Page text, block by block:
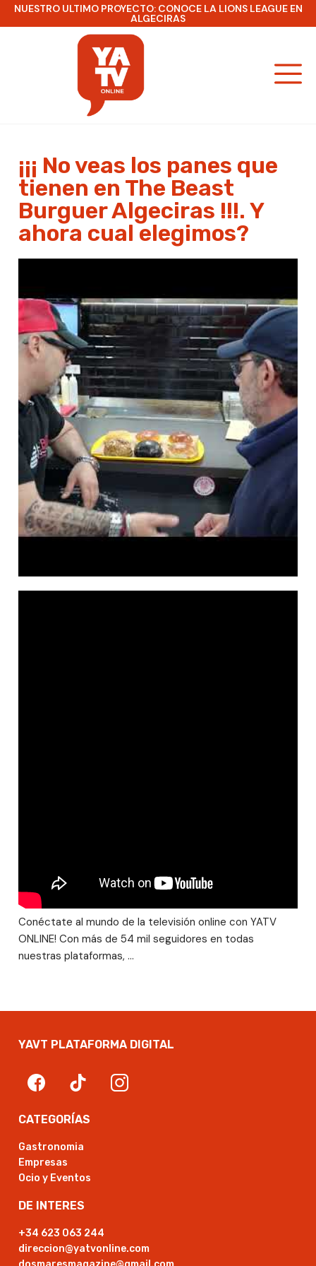
NUESTRO ULTIMO PROYECTO: CONOCE LA LIONS LEAGUE EN
ALGECIRAS
¡¡¡ No veas los panes que
tienen en The Beast
Burguer Algeciras !!!. Y
ahora cual elegimos?
Conéctate al mundo de la televisión online con YATV
ONLINE! Con más de 54 mil seguidores en todas
nuestras plataformas, …
YAVT PLATAFORMA DIGITAL
CATEGORÍAS
Gastronomia
Empresas
Ocio y Eventos
DE INTERES
+34 623 063 244
direccion@yatvonline.com